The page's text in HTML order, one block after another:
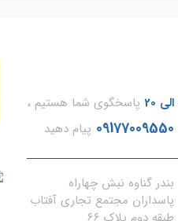
پاسخگوی شما هستیم ،
09177009550 پیام دهید
بندر گناوه نبش چهاراه
پاسداران مجتمع تجاری آفتاب